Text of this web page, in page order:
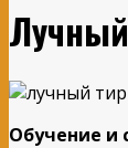
Обучение и